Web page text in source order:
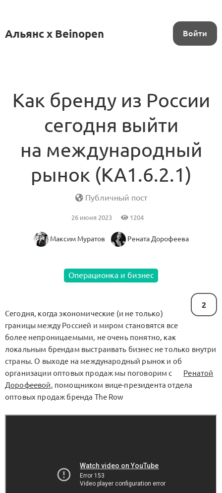
Альянс x Beinopen Войти
Как бренду из России
сегодня выйти
на международный
рынок (KA1.6.2.1)
Публичный пост
26 июня 2023 1204
Максим Муратов Рената Дорофеева
Операционка и бизнес
2
Сегодня, когда экономические (и не только)
границы между Россией и миром становятся все
более непроницаемыми, не очень понятно, как
локальным брендам выстраивать бизнес не только внутри
страны. О выходе на международный рынок и об
организации оптовых продаж мы поговорим с
Ренатой
Дорофеевой, помощником вице-президента отдела
оптовых продаж бренда The Row